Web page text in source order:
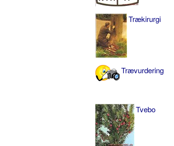
Trækirurgi
Trævurdering
Tvebo